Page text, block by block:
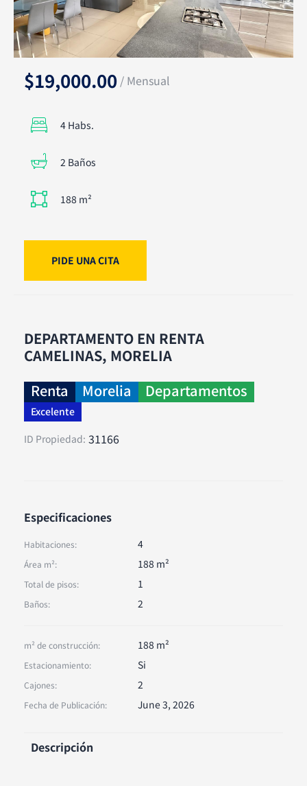
$19,000.00 / Mensual
4 Habs.
2 Baños
188 m²
PIDE UNA CITA
DEPARTAMENTO EN RENTA
CAMELINAS, MORELIA
Renta
Morelia Departamentos
Excelente
ID Propiedad: 31166
Especificaciones
Habitaciones: 4
Área m²: 188 m²
Total de pisos: 1
Baños: 2
m² de construcción: 188 m²
Estacionamiento: Si
Cajones: 2
Fecha de Publicación: June 3, 2026
Descripción